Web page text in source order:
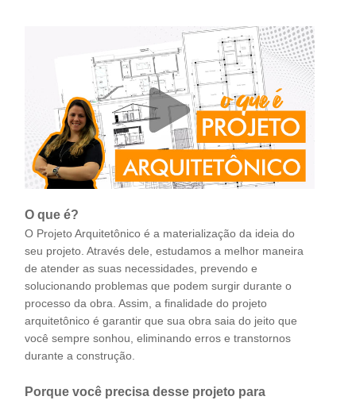
O que é?
O Projeto Arquitetônico é a materialização da ideia do
seu projeto. Através dele, estudamos a melhor maneira
de atender as suas necessidades, prevendo e
solucionando problemas que podem surgir durante o
processo da obra. Assim, a finalidade do projeto
arquitetônico é garantir que sua obra saia do jeito que
você sempre sonhou, eliminando erros e transtornos
durante a construção.
Porque você precisa desse projeto para